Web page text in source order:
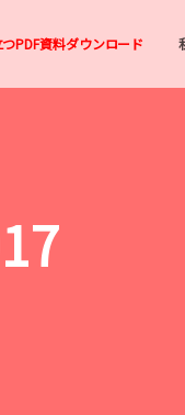
PDF資料ダウンロード